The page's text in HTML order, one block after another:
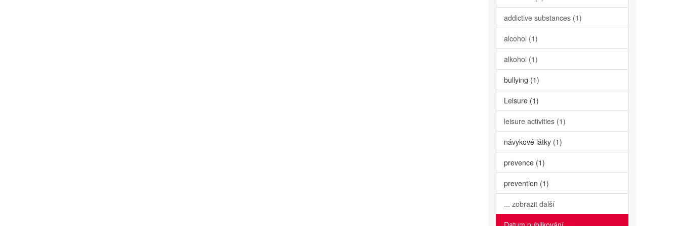
addictive substances (1)
alcohol (1)
alkohol (1)
bullying (1)
Leisure (1)
leisure activities (1)
návykové látky (1)
prevence (1)
prevention (1)
... zobrazit další